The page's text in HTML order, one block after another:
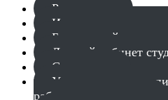
Расписание
Институт
Балльно-
Личный кабинет
Стипендии
Управление по
работе со студентами